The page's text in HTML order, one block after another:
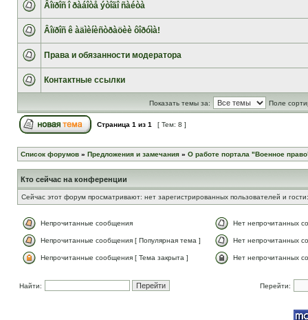
Âîïðîñ î ðàáîòå ýòîãî ñàéòà
Âîïðîñ ê àäìèíèñòðàöèè ôîðóìà!
Права и обязанности модератора
Контактные ссылки
Показать темы за: Поле
Страница 1 из 1 [ Тем: 8 ]
Список форумов » Предложения и замечания » О работе портала "Военное
Кто сейчас на конференции
Сейчас этот форум просматривают: нет зарегистрированных пользователей и
Непрочитанные сообщения Нет непрочитанных
Непрочитанные сообщения [ Популярная тема ] Нет непрочитанных
Непрочитанные сообщения [ Тема закрыта ] Нет непрочитанных
Найти: Перейти: